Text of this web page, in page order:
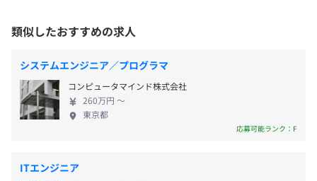
オブジェクト指向、アジャイル、スクラム、ペアプロ
半期ごとに自身の目標設定、その後の振り返りによる評価
各線「池袋駅」より徒歩5分
30分～1時間程度の働きやすい環境
【年間休日127日】
・完全週休2日制
※水曜+その他月4日程度 ※シフトにより決定
す
ちを集めて議論し、課題設定をおこなっています。
また、2024年8月には、既存の開発に加え将来的な新
規開発投資も視野に入れた、長期にわたる安定的な
資金調達手段の確保を目的として、DX開発投資に対
する9億円の資金を確保いたしました。 ◆ランドネッ
トの社風 社長が第一線で活躍しているため、距離が
近くベンチャー気質があり、自分発信のプロジェク
大きく、柔軟に働ける方も多いです。しかしその分、
開発工数や見積もりを管理する責任が問われます。協
類似したおすすめの求人
システムエンジニア／プログラマ
コンピュータマインド株式会社
260万円 〜
東京都
応募可能ランク：F
ITエンジニア